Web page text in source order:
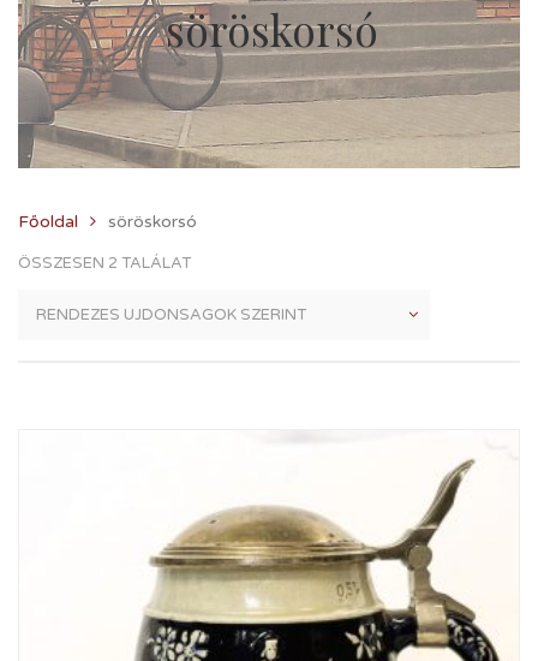
söröskorsó
Főoldal söröskorsó
ÖSSZESEN 2 TALÁLAT